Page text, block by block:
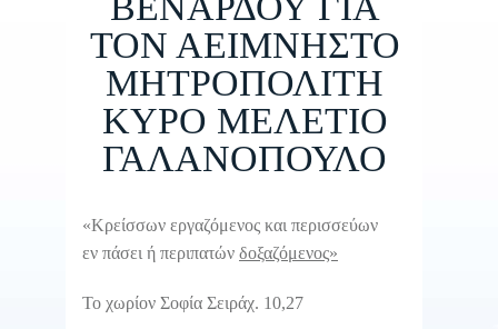
ΤΟΝ ΑΕΙΜΝΗΣΤΟ
ΜΗΤΡΟΠΟΛΙΤΗ
ΚΥΡΟ ΜΕΛΕΤΙΟ
ΓΑΛΑΝΟΠΟΥΛΟ
«Κρείσσων εργαζόμενος και περισσεύων
εν πάσει ή περιπατών δοξαζόμενος»
Το χωρίον Σοφία Σειράχ. 10,27